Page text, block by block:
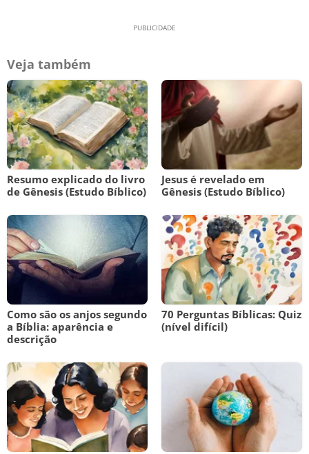
Veja também
Resumo explicado do livro
de Gênesis (Estudo Bíblico)
Jesus é revelado em
Gênesis (Estudo Bíblico)
Como são os anjos segundo
a Bíblia: aparência e
descrição
70 Perguntas Bíblicas: Quiz
(nível difícil)